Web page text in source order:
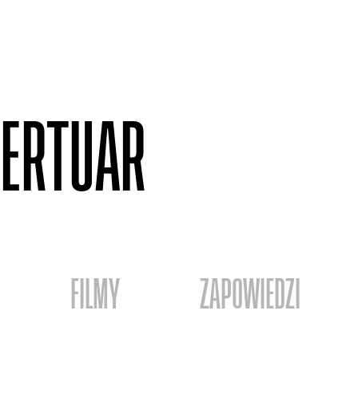
FILMY ZAPOWIEDZI